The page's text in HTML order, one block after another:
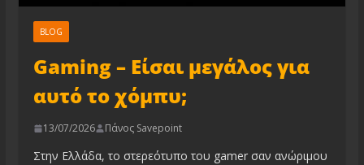
BLOG
Gaming – Είσαι μεγάλος για
αυτό το χόμπυ;
13/07/2026 Πάνος Savepoint
Στην Ελλάδα, το στερεότυπο του gamer σαν ανώριμου